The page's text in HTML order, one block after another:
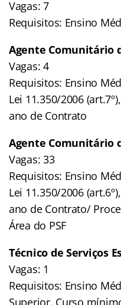
Vagas: 7
Requisitos: Ensino
Agente Comunitário
Vagas: 4
Requisitos: Ensino
Lei 11.350/2006
ano de Contrato
Agente Comunitário
Vagas: 33
Requisitos: Ensino
Lei 11.350/2006
ano de Contrato/
Área do PSF
Técnico de Serviços
Vagas: 1
Requisitos: Ensino
Superior. Curso